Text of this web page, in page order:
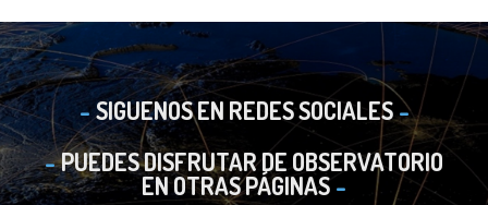
SIGUENOS EN REDES SOCIALES
PUEDES DISFRUTAR DE OBSERVATORIO
EN OTRAS PÁGINAS